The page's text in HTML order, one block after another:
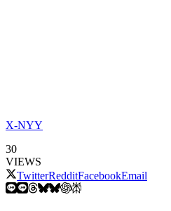
X-NYY
30
VIEWS
TwitterRedditFacebookEmail